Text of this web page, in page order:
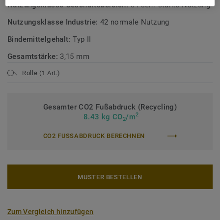
Nutzungsklasse Geschäftsbereich:34 sehr starke Nutzung
Nutzungsklasse Industrie: 42 normale Nutzung
Bindemittelgehalt:Typ II
Gesamtstärke: 3,15 mm
Rolle (1 Art.)
Gesamter CO2 Fußabdruck (Recycling)
8.43 kg CO2/m2
CO2 FUSSABDRUCK BERECHNEN
MUSTER BESTELLEN
Zum Vergleich hinzufügen